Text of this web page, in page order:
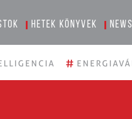
Hetek könyvek News
#